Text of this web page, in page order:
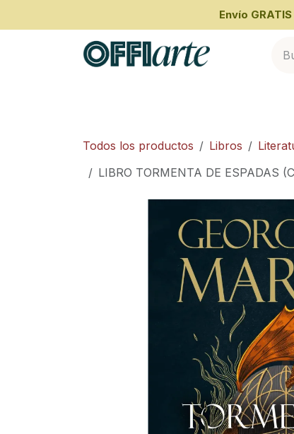
​Envío
Todos los productos Libros
LIBRO TORMENTA DE ESPADAS